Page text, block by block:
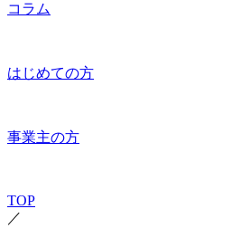
コラム
はじめての方
事業主の方
TOP
／